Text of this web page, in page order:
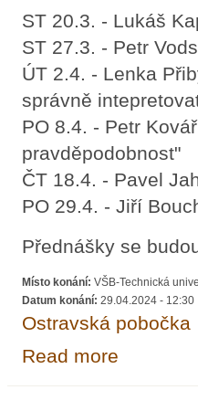
ST 20.3. - Lukáš
ST 27.3. - Petr
ÚT 2.4. - Lenka
správně
PO 8.4. - Petr
pravděpodobnost"
ČT 18.4. - Pavel
PO 29.4. - Jiří
Přednášky se
Místo konání: VŠB-Technická
Datum konání: 29.04.2024 - 12:30
Ostravská pobočka
Read more